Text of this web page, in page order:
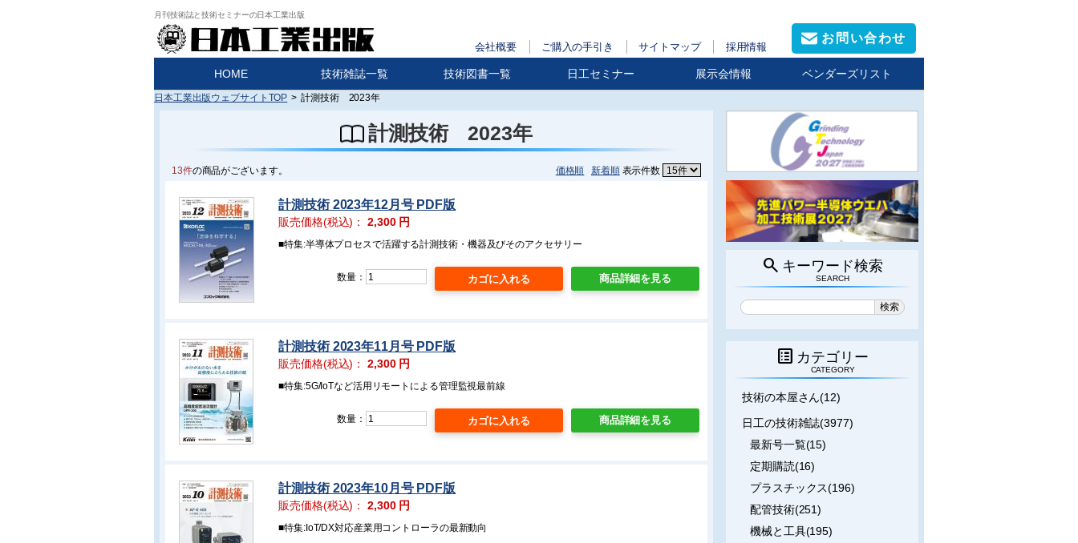
月刊技術誌と技術セミナーの日本工業出版
会社概要 ご購入の手引き サイトマップ 採用情報
お問い合わせ
HOME 技術雑誌一覧 技術図書一覧 日工セミナー 展示会情報 ベンダーズリスト
日本工業出版ウェブサイトTOP > 計測技術 2023年
計測技術 2023年
13件の商品がございます。 価格順 新着順表示件数
計測技術 2023年12月号 PDF版
販売価格(税込)：2,300円
■特集:半導体プロセスで活躍する計測技術・機器及びそのアクセサリー
商品詳細を見る
数量：
計測技術 2023年11月号 PDF版
販売価格(税込)：2,300円
■特集:5G/IoTなど活用リモートによる管理監視最前線
商品詳細を見る
数量：
計測技術 2023年10月号 PDF版
販売価格(税込)：2,300円
■特集:IoT/DX対応産業用コントローラの最新動向
search キーワード検索
SEARCH
list_alt カテゴリー
CATEGORY
技術の本屋さん(12)
日工の技術雑誌(3977)
最新号一覧(15)
定期購読(16)
プラスチックス(196)
配管技術(251)
機械と工具(195)